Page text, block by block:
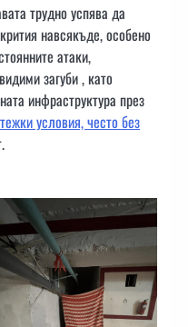
трудно успява да
навсякъде, особено
атаки,
загуби , като
инфраструктура през
тежки условия, често без